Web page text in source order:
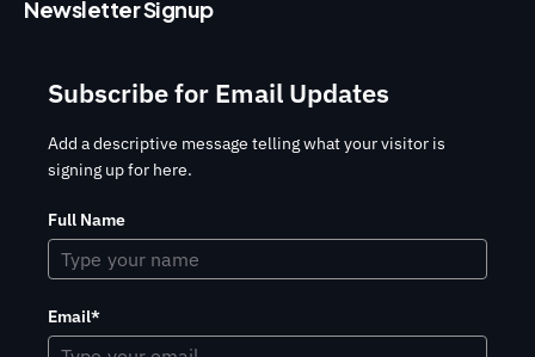
Newsletter Signup
Subscribe for Email Updates
Add a descriptive message telling what your visitor is
signing up for here.
Full Name
Email*